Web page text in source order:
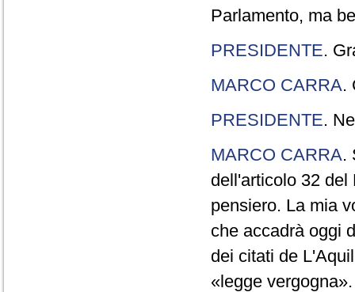
Parlamento, ma
PRESIDENTE.
MARCO CARRA.
PRESIDENTE.
MARCO CARRA.
dell'articolo 32 del
pensiero. La mia
che accadrà oggi
dei citati de
«legge